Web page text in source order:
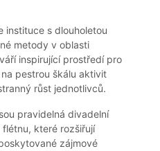
instituce s dlouholetou
metody v oblasti
inspirující prostředí pro
pestrou škálu aktivit
růst jednotlivců.
pravidelná divadelní
které rozšiřují
zájmové